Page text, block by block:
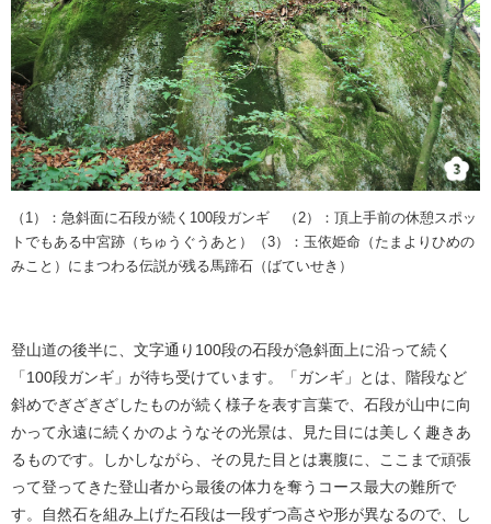
（1）：急斜面に石段が続く100段ガンギ （2）：頂上手前の休憩スポッ
トでもある中宮跡（ちゅうぐうあと）（3）：玉依姫命（たまよりひめの
みこと）にまつわる伝説が残る馬蹄石（ばていせき）
登山道の後半に、文字通り100段の石段が急斜面上に沿って続く
「100段ガンギ」が待ち受けています。「ガンギ」とは、階段など
斜めでぎざぎざしたものが続く様子を表す言葉で、石段が山中に向
かって永遠に続くかのようなその光景は、見た目には美しく趣きあ
るものです。しかしながら、その見た目とは裏腹に、ここまで頑張
って登ってきた登山者から最後の体力を奪うコース最大の難所で
す。自然石を組み上げた石段は一段ずつ高さや形が異なるので、し